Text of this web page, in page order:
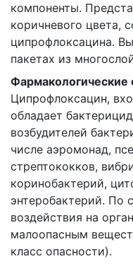
компоненты.
коричневого цвета,
ципрофлоксацина.
пакетах из
Фармакологические
Ципрофлоксацин,
обладает
возбудителей
числе аэромонад,
стрептококков,
коринобактерий,
энтеробактерий. По
воздействия на
малоопасным
класс опасности).